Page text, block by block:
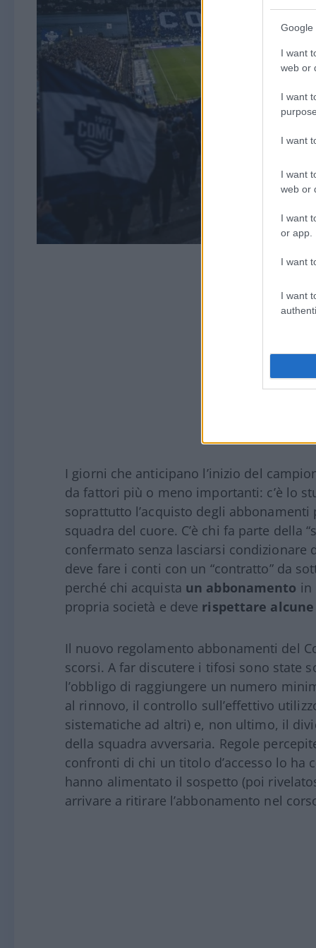
Google
I want
web or
I want
I want
I want
web or
I want
or app.
I want
I want
I giorni che anticipano l’inizio del
da fattori più o meno importanti: c’è lo
soprattutto l’acquisto degli
squadra del cuore. C’è chi fa parte della
confermato senza lasciarsi condizionare
deve fare i conti con un “contratto” da
perché chi acquista un abbonamento in
propria società e deve rispettare
Il nuovo regolamento abbonamenti del
scorsi. A far discutere i tifosi sono state
l’obbligo di raggiungere un numero
al rinnovo, il controllo sull’effettivo
sistematiche ad altri) e, non ultimo, il
della squadra avversaria. Regole
confronti di chi un titolo d’accesso lo ha
hanno alimentato il sospetto (poi
arrivare a ritirare l’abbonamento nel